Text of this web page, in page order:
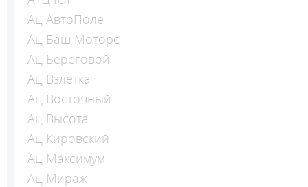
Ац АвтоПоле
Ац Баш Моторс
Ац Береговой
Ац Взлетка
Ац Восточный
Ац Высота
Ац Кировский
Ац Максимум
Ац Мираж